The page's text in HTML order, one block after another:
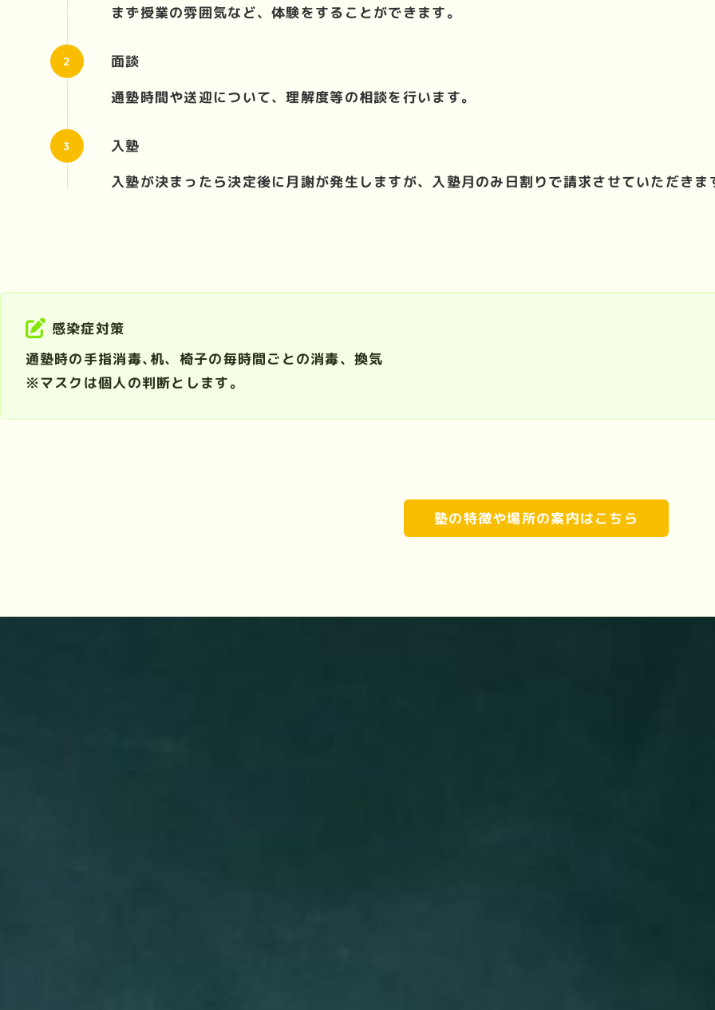
まず授業の雰囲気など、体験をすることができます。
面談
通塾時間や送迎について、理解度等の相談を行います。
入塾
入塾が決まったら決定後に月謝が発生しますが、入塾月のみ日割りで請求させていただきま
感染症対策
通塾時の手指消毒､机、椅子の毎時間ごとの消毒、換気
※マスクは個人の判断とします。
塾の特徴や場所の案内はこちら